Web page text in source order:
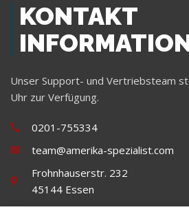
KONTAKT
Unser Support- und Vertriebsteam
Uhr zur Verfügung.
0201-755334
team@amerika-spezialist.com
Frohnhauserstr. 232
45144 Essen